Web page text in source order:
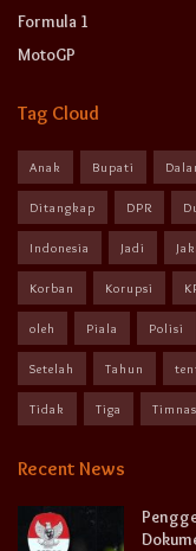
Formula 1
MotoGP
Tag Cloud
Anak Bupati
Ditangkap DPR
Indonesia Jadi
Korban Korupsi
oleh Piala Polisi
Setelah Tahun
Tidak Tiga Timnas
Recent News